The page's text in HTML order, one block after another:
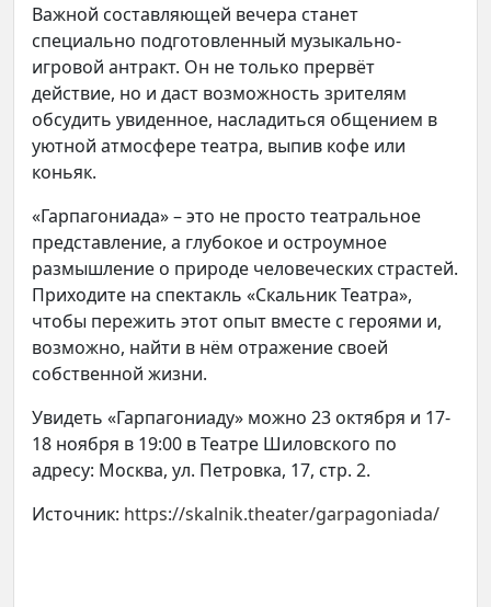
Важной составляющей вечера станет
специально подготовленный музыкально-
игровой антракт. Он не только прервёт
действие, но и даст возможность зрителям
обсудить увиденное, насладиться общением в
уютной атмосфере театра, выпив кофе или
коньяк.
«Гарпагониада» – это не просто театральное
представление, а глубокое и остроумное
размышление о природе человеческих страстей.
Приходите на спектакль «Скальник Театра»,
чтобы пережить этот опыт вместе с героями и,
возможно, найти в нём отражение своей
собственной жизни.
Увидеть «Гарпагониаду» можно 23 октября и 17-
18 ноября в 19:00 в Театре Шиловского по
адресу: Москва, ул. Петровка, 17, стр. 2.
Источник: https://skalnik.theater/garpagoniada/